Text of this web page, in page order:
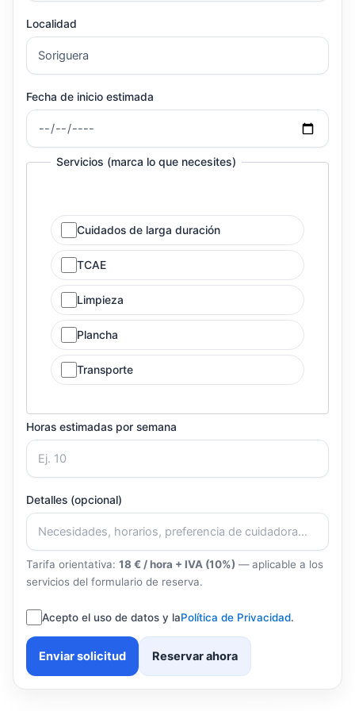
Localidad
Fecha de inicio estimada
Servicios (marca lo que necesites)
Cuidados de larga duración
TCAE
Limpieza
Plancha
Transporte
Horas estimadas por semana
Detalles (opcional)
Tarifa orientativa: 18 € / hora + IVA (10%) — aplicable a los
servicios del formulario de reserva.
Acepto el uso de datos y laPolítica de Privacidad.
Enviar solicitud Reservar ahora